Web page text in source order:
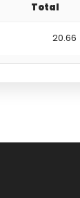
Total
20.66